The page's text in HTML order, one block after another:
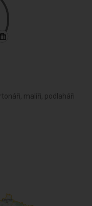
malíři, podlaháři